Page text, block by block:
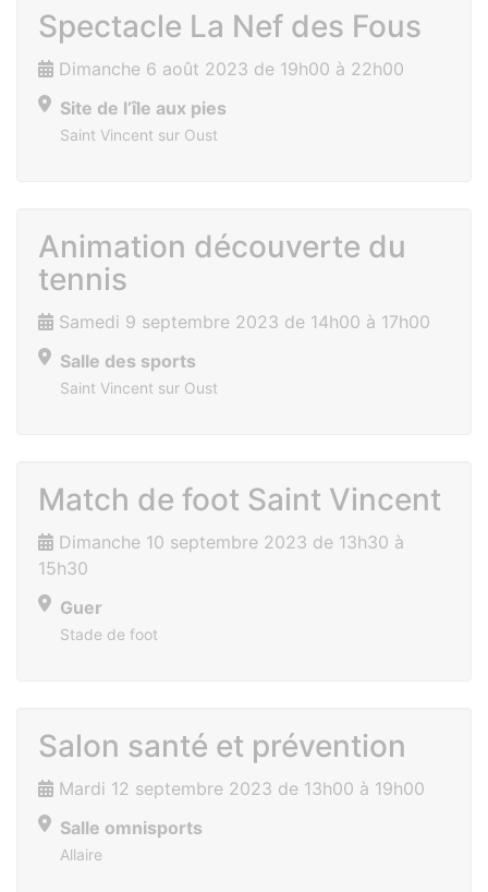
Spectacle La Nef des Fous
Dimanche 6 août 2023 de 19h00 à 22h00
Site de l’île aux pies
Saint Vincent sur Oust
Animation découverte du
tennis
Samedi 9 septembre 2023 de 14h00 à 17h00
Salle des sports
Saint Vincent sur Oust
Match de foot Saint Vincent
Dimanche 10 septembre 2023 de 13h30 à
15h30
Guer
Stade de foot
Salon santé et prévention
Mardi 12 septembre 2023 de 13h00 à 19h00
Salle omnisports
Allaire